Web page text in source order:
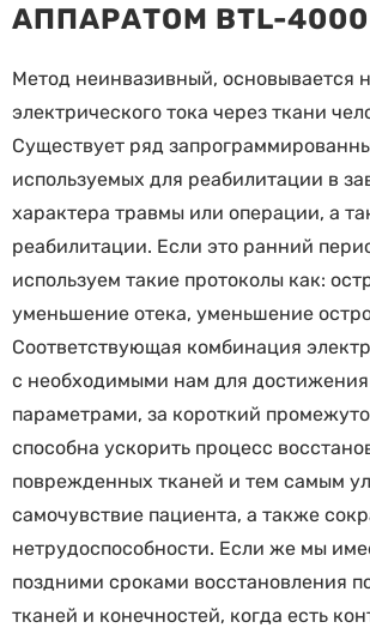
АППАРАТОМ BTL-4000
Метод неинвазивный, основывается
электрического тока через ткани
Существует ряд
используемых для реабилитации в
характера травмы или операции, а
реабилитации. Если это ранний
используем такие протоколы как:
уменьшение отека, уменьшение
Соответствующая комбинация
с необходимыми нам для
параметрами, за короткий
способна ускорить процесс
поврежденных тканей и тем самым
самочувствие пациента, а также
нетрудоспособности. Если же мы
поздними сроками восстановления
тканей и конечностей, когда есть